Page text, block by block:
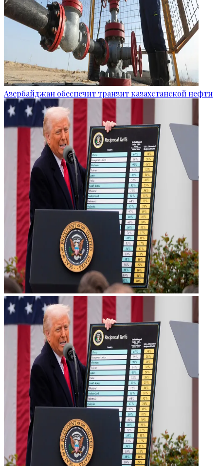
Азербайджан обеспечит транзит казахстанской нефти